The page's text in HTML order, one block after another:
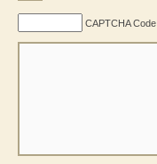
CAPTCHA Code